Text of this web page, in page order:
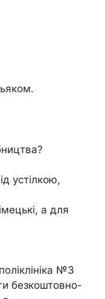
устілкою,
а для
№3
безкоштовно-